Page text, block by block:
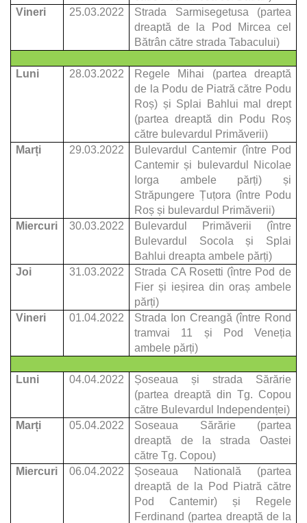
Vineri
25.03.2022
Strada Sarmisegetusa (partea
dreaptă de la Pod Mircea cel
Bătrân către strada Tabacului)
Luni 28.03.2022
Regele Mihai (partea dreaptă
de la Podu de Piatră către Podu
Roș) și Splai Bahlui mal drept
(partea dreaptă din Podu Roș
către bulevardul Primăverii)
Marți
29.03.2022
Bulevardul Cantemir (între Pod
Cantemir și bulevardul Nicolae
Iorga ambele părți) și
Străpungere Țuțora (între Podu
Roș și bulevardul Primăverii)
Miercuri
30.03.2022
Bulevardul Primăverii (între
Bulevardul Socola și Splai
Bahlui dreapta ambele părți)
Joi
31.03.2022
Strada CA Rosetti (între Pod de
Fier și ieșirea din oraș ambele
părți)
Vineri
01.04.2022
Strada Ion Creangă (între Rond
tramvai 11 și Pod Veneția
ambele părți)
Luni 04.04.2022
Șoseaua și strada Sărărie
(partea dreaptă din Tg. Copou
către Bulevardul Independenței)
Marți
05.04.2022
Soseaua Sărărie (partea
dreaptă de la strada Oastei
către Tg. Copou)
Miercuri
06.04.2022
Șoseaua Natională (partea
dreaptă de la Pod Piatră către
Pod Cantemir) și Regele
Ferdinand (partea dreaptă de la